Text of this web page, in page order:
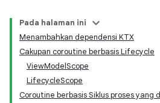
Pada halaman ini
Menambahkan dependensi KTX
Cakupan coroutine berbasis Lifecycle
ViewModelScope
LifecycleScope
Coroutine berbasis Siklus proses yang